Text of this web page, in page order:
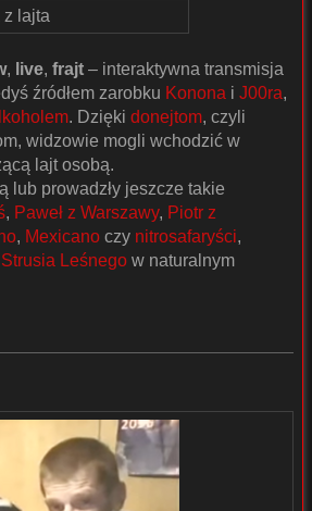
z lajta
, live, frajt – interaktywna transmisja
źródłem zarobku Konona i J00ra,
. Dzięki donejtom, czyli
widzowie mogli wchodzić w
lajt osobą.
lub prowadzły jeszcze takie
, Paweł z Warszawy, Piotr z
, Mexicano czy nitrosafaryści,
Strusia Leśnego w naturalnym